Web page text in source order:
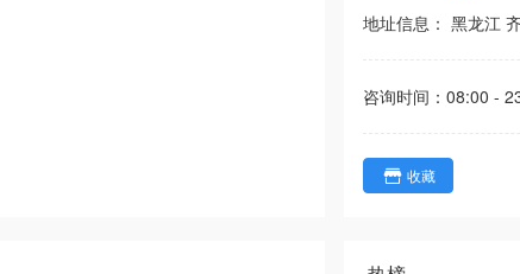
地址信息： 黑龙江
咨询时间： 08:00 -
收藏